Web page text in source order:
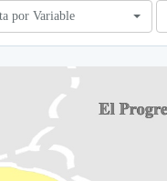
por Variable